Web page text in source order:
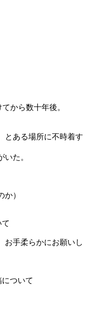
から数十年後。
とある場所に不時着す
た。
）
お手柔らかにお願いし
ついて